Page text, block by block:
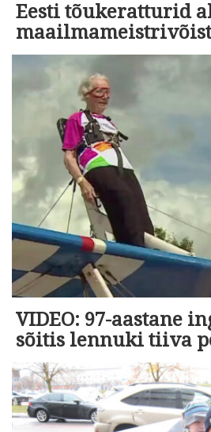
Eesti tõukeratturid
VIDEO: 97-aastane
sõitis lennuki tiiva